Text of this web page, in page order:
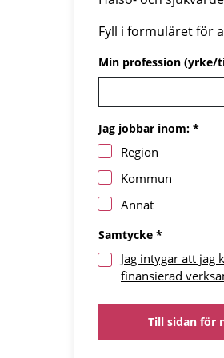
Fyll i formuläret för
Min profession (yrke/
Jag jobbar inom: *
Region
Kommun
Annat
Samtycke *
Jag intygar att
finansierad
Till sidan för